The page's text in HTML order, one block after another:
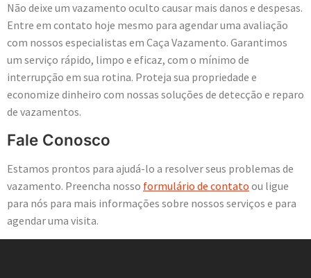
Não deixe um vazamento oculto causar mais danos e despesas.
Entre em contato hoje mesmo para agendar uma avaliação
com nossos especialistas em Caça Vazamento. Garantimos
um serviço rápido, limpo e eficaz, com o mínimo de
interrupção em sua rotina. Proteja sua propriedade e
economize dinheiro com nossas soluções de detecção e reparo
de vazamentos.
Fale Conosco
Estamos prontos para ajudá-lo a resolver seus problemas de
vazamento. Preencha nosso formulário de contato ou ligue
para nós para mais informações sobre nossos serviços e para
agendar uma visita.